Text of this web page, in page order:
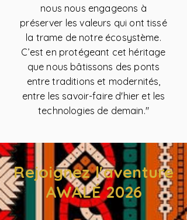
nous nous engageons à
préserver les valeurs qui ont tissé
la trame de notre écosystème.
C’est en protégeant cet héritage
que nous bâtissons des ponts
entre traditions et modernités,
entre les savoir-faire d'hier et les
technologies de demain."
Rejoignez l'aventure
AWALÉ 2026